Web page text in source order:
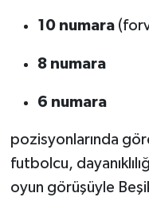
10 numara
8 numara
6 numara
pozisyonlarında
futbolcu,
oyun görüşüyle
Futbolcular